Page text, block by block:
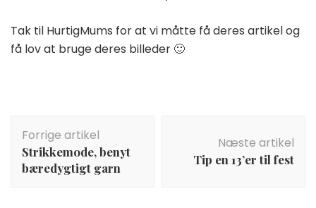
Tak til HurtigMums for at vi måtte få deres artikel og
få lov at bruge deres billeder 🙂
Forrige artikel
Strikkemode, benyt
bæredygtigt garn
Næste artikel
Tip en 13’er til fest